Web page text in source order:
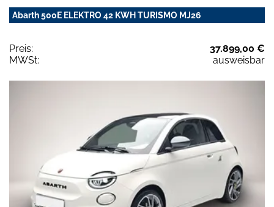
Abarth 500E ELEKTRO 42 KWH TURISMO MJ26
Preis:
37.899,00 €
MWSt:
ausweisbar